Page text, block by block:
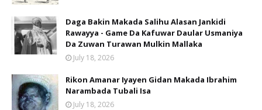
Daga Bakin Makada Salihu Alasan Jankidi
Rawayya - Game Da Kafuwar Daular Usmaniya
Da Zuwan Turawan Mulkin Mallaka
July 18, 2026
Rikon Amanar Iyayen Gidan Makada Ibrahim
Narambada Tubali Isa
July 18, 2026